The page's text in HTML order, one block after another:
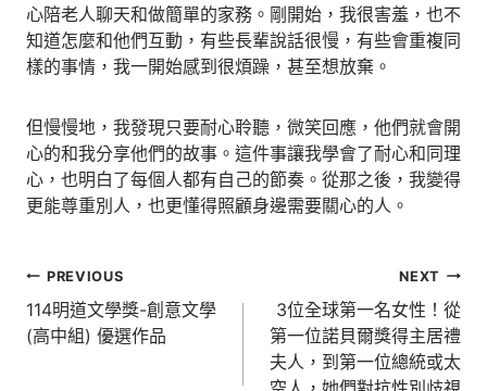
心陪老人聊天和做簡單的家務。剛開始，我很害羞，也不
知道怎麼和他們互動，有些長輩說話很慢，有些會重複同
樣的事情，我一開始感到很煩躁，甚至想放棄。
但慢慢地，我發現只要耐心聆聽，微笑回應，他們就會開
心的和我分享他們的故事。這件事讓我學會了耐心和同理
心，也明白了每個人都有自己的節奏。從那之後，我變得
更能尊重別人，也更懂得照顧身邊需要關心的人。
文
章
導
PREVIOUS
114明道文學獎-創意文學
(高中組) 優選作品
NEXT
3位全球第一名女性！從
第一位諾貝爾獎得主居禮
夫人，到第一位總統或太